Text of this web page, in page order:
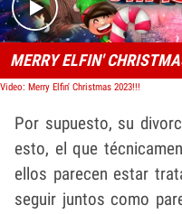
MERRY ELFIN'
Video: Merry Elfin' Christmas 2023!!!
Por supuesto, su
esto, el que
ellos parecen estar
seguir juntos como